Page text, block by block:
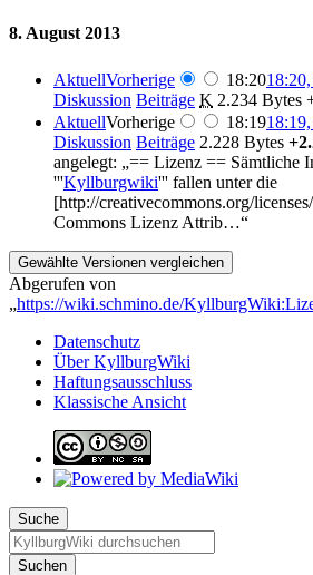
8. August 2013
AktuellVorherige 18:20
Diskussion Beiträge K 2.234 Bytes
AktuellVorherige 18:19
Diskussion Beiträge 2.228 Bytes
angelegt: „== Lizenz == Sämtliche
'''Kyllburgwiki''' fallen unter die
[http://creativecommons.org/
Commons Lizenz Attrib…“
Abgerufen von
„https://wiki.schmino.de/
Datenschutz
Über KyllburgWiki
Haftungsausschluss
Klassische Ansicht
Suche
Suchen